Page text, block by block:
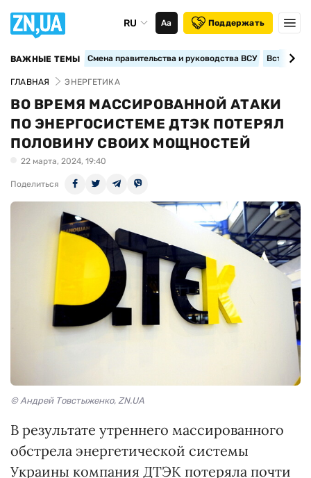
RU Аа Поддержать
ВАЖНЫЕ ТЕМЫ Смена правительства и руководства ВСУ
ГЛАВНАЯ ЭНЕРГЕТИКА
ВО ВРЕМЯ МАССИРОВАННОЙ АТАКИ
ПО ЭНЕРГОСИСТЕМЕ ДТЭК ПОТЕРЯЛ
ПОЛОВИНУ СВОИХ МОЩНОСТЕЙ
22 марта, 2024, 19:40
Поделиться
© Андрей Товстыженко, ZN.UA
В результате утреннего массированного
обстрела энергетической системы
Украины компания ДТЭК потеряла почти